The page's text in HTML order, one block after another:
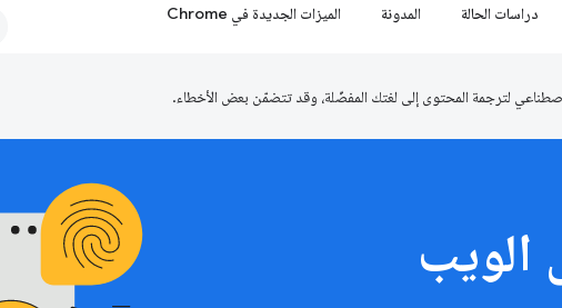
دراسات الحالة المدونة الميزات الجديدة في Chrome
الويب